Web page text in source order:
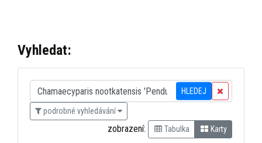
Vyhledat:
HLEDEJ
podrobné vyhledávání
zobrazení: Tabulka Karty